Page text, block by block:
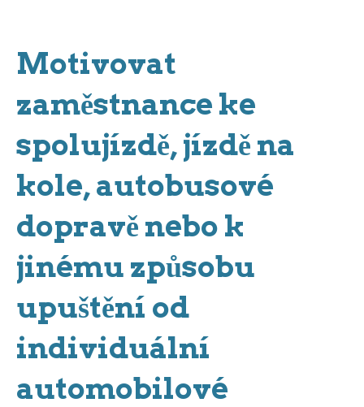
Motivovat
zaměstnance ke
spolujízdě, jízdě na
kole, autobusové
dopravě nebo k
jinému způsobu
upuštění od
individuální
automobilové